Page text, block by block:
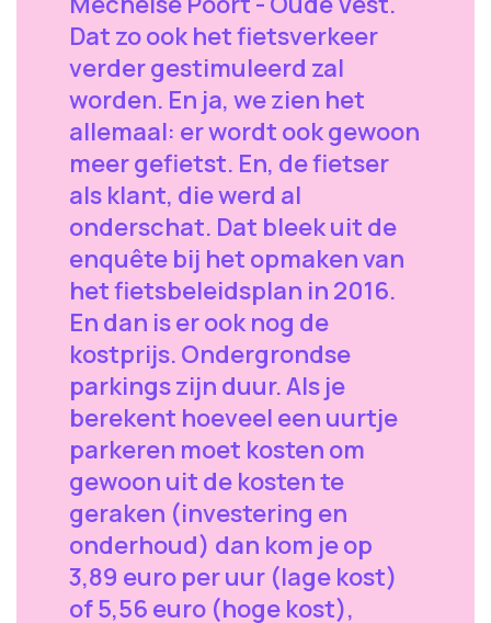
Dat zo ook het fietsverkeer
verder gestimuleerd zal
worden. En ja, we zien het
allemaal: er wordt ook gewoon
meer gefietst. En, de fietser
als klant, die werd al
onderschat. Dat bleek uit de
enquête bij het opmaken van
het fietsbeleidsplan in 2016.
En dan is er ook nog de
kostprijs. Ondergrondse
parkings zijn duur. Als je
berekent hoeveel een uurtje
parkeren moet kosten om
gewoon uit de kosten te
geraken (investering en
onderhoud) dan kom je op
3,89 euro per uur (lage kost)
of 5,56 euro (hoge kost),